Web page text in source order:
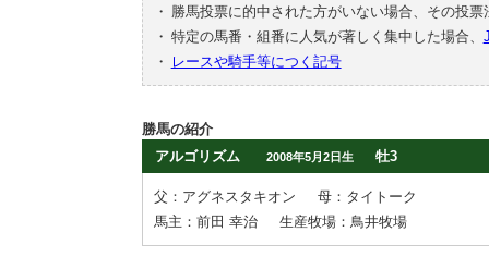
・
勝馬投票に的中された方がいない場合、その投
・ 特定の馬番・組番に人気が著しく集中した場合、
・
レースや騎手等につく記号
勝馬の紹介
アルゴリズム
2008年5月2日生 牡3
父：アグネスタキオン
母：タイトーク
馬主：前田 幸治
生産牧場：鳥井牧場